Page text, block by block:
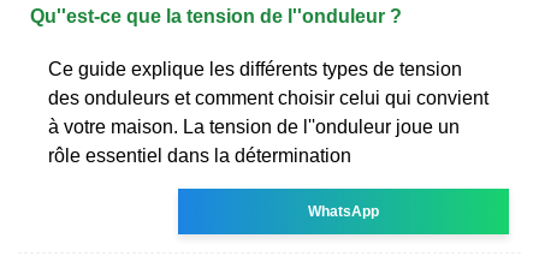
Qu''est-ce que la tension de l''onduleur ?
Ce guide explique les différents types de tension
des onduleurs et comment choisir celui qui convient
à votre maison. La tension de l''onduleur joue un
rôle essentiel dans la détermination
WhatsApp